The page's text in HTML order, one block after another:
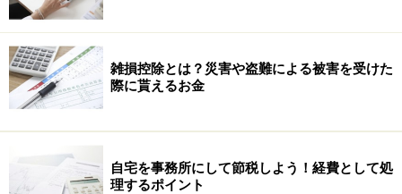
雑損控除とは？災害や盗難による被害を受けた
際に貰えるお金
自宅を事務所にして節税しよう！経費として処
理するポイント